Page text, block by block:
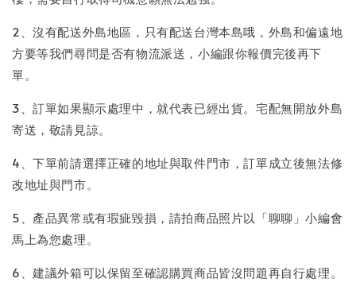
2、沒有配送外島地區，只有配送台灣本島哦，外島和偏遠地
方要等我們尋問是否有物流派送，小編跟你報價完後再下
單。
3、訂單如果顯示處理中，就代表已經出貨。宅配無開放外島
寄送，敬請見諒。
4、下單前請選擇正確的地址與取件門市，訂單成立後無法修
改地址與門市。
5、產品異常或有瑕疵毀損，請拍商品照片以「聊聊」小編會
馬上為您處理。
6、建議外箱可以保留至確認購買商品皆沒問題再自行處理。